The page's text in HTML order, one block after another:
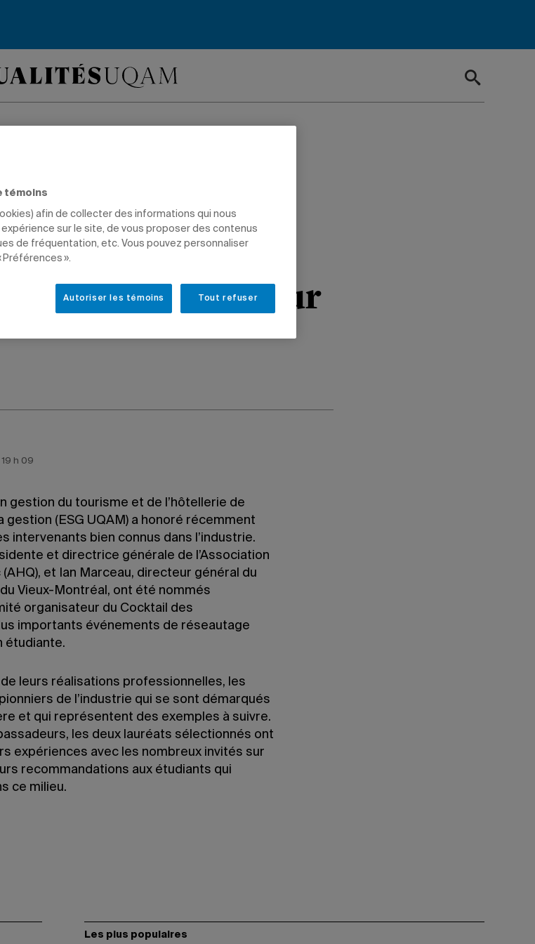
en
et de
deux de ses
d’ambassadeur
h 09
gestion du tourisme et de l’hôtellerie de
gestion (ESG UQAM) a honoré récemment
intervenants bien connus dans l’industrie.
et directrice générale de l’Association
et Ian Marceau, directeur général du
Vieux-Montréal, ont été nommés
organisateur du Cocktail des
importants événements de réseautage
étudiante.
de leurs réalisations professionnelles, les
de l’industrie qui se sont démarqués
et qui représentent des exemples à suivre.
les deux lauréats sélectionnés ont
expériences avec les nombreux invités sur
recommandations aux étudiants qui
ce milieu.
Les plus populaires
témoins
afin de collecter des informations qui nous
sur le site, de vous proposer des contenus
de fréquentation, etc. Vous pouvez personnaliser
».
Tout refuser
Autoriser les témoins